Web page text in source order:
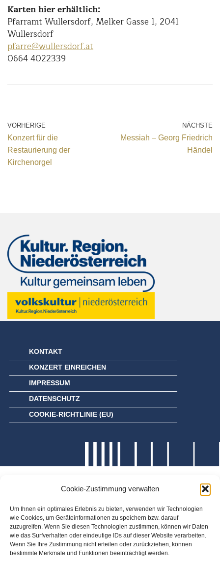
Cookie-Zustimmung verwalten
Um Ihnen ein optimales Erlebnis zu bieten, verwenden wir Technologien
wie Cookies, um Geräteinformationen zu speichern bzw. darauf
zuzugreifen. Wenn Sie diesen Technologien zustimmen, können wir Daten
wie das Surfverhalten oder eindeutige IDs auf dieser Website verarbeiten.
Wenn Sie Ihre Zustimmung nicht erteilen oder zurückziehen, können
bestimmte Merkmale und Funktionen beeinträchtigt werden.
Karten hier erhältlich:
Pfarramt Wullersdorf, Melker Gasse 1, 2041
Wullersdorf
pfarre@wullersdorf.at
0664 4022339
VORHERIGE
Konzert für die
Restaurierung der
Kirchenorgel
NÄCHSTE
Messiah – Georg Friedrich
Händel
KONTAKT
KONZERT EINREICHEN
IMPRESSUM
DATENSCHUTZ
COOKIE-RICHTLINIE (EU)